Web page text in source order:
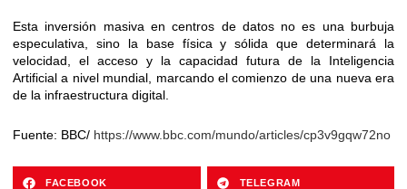
Esta inversión masiva en centros de datos no es una burbuja
especulativa, sino la base física y sólida que determinará la
velocidad, el acceso y la capacidad futura de la Inteligencia
Artificial a nivel mundial, marcando el comienzo de una nueva era
de la infraestructura digital.
Fuente: BBC/ https://www.bbc.com/mundo/articles/cp3v9gqw72no
FACEBOOK TELEGRAM